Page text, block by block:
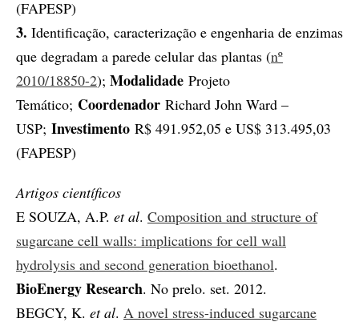
(FAPESP)
3. Identificação, caracterização e engenharia de enzimas
que degradam a parede celular das plantas (nº
2010/18850-2); Modalidade Projeto
Temático; Coordenador Richard John Ward –
USP; Investimento R$ 491.952,05 e US$ 313.495,03
(FAPESP)
Artigos científicos
E SOUZA, A.P. et al. Composition and structure of
sugarcane cell walls: implications for cell wall
hydrolysis and second generation bioethanol.
BioEnergy Research. No prelo. set. 2012.
BEGCY, K. et al. A novel stress-induced sugarcane